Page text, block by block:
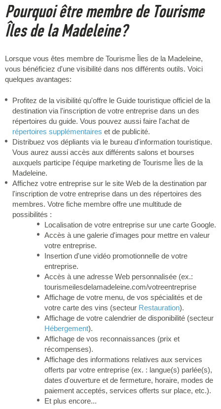
Pourquoi être membre de Tourisme
Îles de la Madeleine?
Lorsque vous êtes membre de Tourisme Îles de la Madeleine,
vous bénéficiez d'une visibilité dans nos différents outils. Voici
quelques avantages:
Profitez de la visibilité qu'offre le Guide touristique officiel de la
destination via l'inscription de votre entreprise dans un des
répertoires du guide. Vous pouvez aussi faire l'achat de
répertoires supplémentaires et de publicité.
Distribuez vos dépliants via le bureau d'information touristique.
Vous aurez aussi accès aux différents salons et bourses
auxquels participe l'équipe marketing de Tourisme Îles de la
Madeleine.
Affichez votre entreprise sur le site Web de la destination par
l'inscription de votre entreprise dans un des répertoires des
membres. Votre fiche membre offre une multitude de
possibilités :
Localisation de votre entreprise sur une carte Google.
Accès à une galerie d'images pour mettre en valeur
votre entreprise.
Insertion d'une vidéo promotionnelle de votre
entreprise.
Accès à une adresse Web personnalisée (ex.:
tourismeilesdelamadeleine.com/votreentreprise
Affichage de votre menu, de vos spécialités et de
votre carte des vins (secteur Restauration).
Affichage de votre calendrier de disponibilité (secteur
Hébergement).
Affichage de vos reconnaissances (prix et
récompenses).
Affichage des informations relatives aux services
offerts par votre entreprise (ex. : langue(s) parlée(s),
dates d'ouverture et de fermeture, horaire, modes de
paiement acceptés, services offerts sur place, etc.).
Et plus encore...